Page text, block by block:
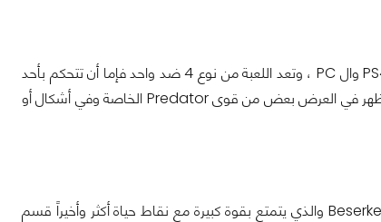
لعبة اللعب التعاونية الغير متوازنة أصبح لها ميعاد إصدار أخيراً في 24 من أبريل المقبل على ال PS4 وال PC ، وتعد اللعبة من نوع 4 ضد واحد فإما أن تتحكم بأحد
الجنود أو بشخصية Predator والذي سيبدأ صيده وسيمارس مهاراته الخارقة على أعدائه وقد ظهر في العرض بعض من قوى Predator الخاصة وفي أشكال أو
أولهم قسم الصائد والذي يمتاز بسرعة وتوازن في الحركة مع قوة الأسلحة أما ثانيهم فهو ال Beserker والذي يتمتع بقوة كبيرة مع نقاط حياة أكثر وأخيراً قسم